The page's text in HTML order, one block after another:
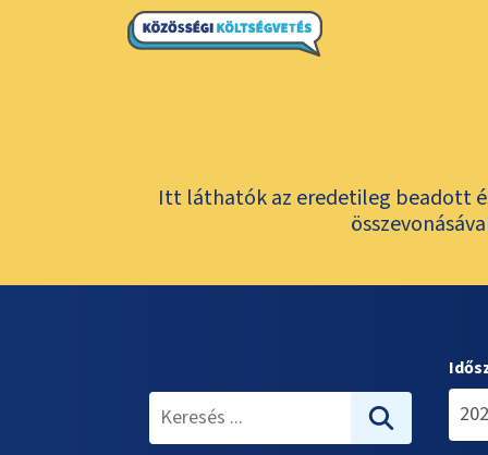
Itt láthatók az eredetileg beadott